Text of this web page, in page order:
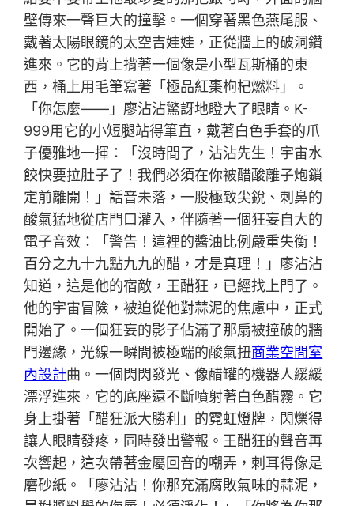
壁傳來一聲巨大的撞擊。一個穿著黑色燕尾服、
戴著太陽眼鏡的太空吉娃娃，正從牆上的破洞鑽
進來。它的背上揹著一個像是小型瓦斯桶的東
西，桶上用毛筆寫著「極品紅棗枸杞燃料」。
「你怎麼——」廖沾沾驚訝地瞪大了眼睛。K-
999用它的小短腿站得筆直，戴著白色手套的爪
子優雅地一揮：「沒時間了，沾沾先生！宇宙水
餃快要拉肚子了！我們必須在你被醋酸離子炮鎖
定前離開！」話音未落，一股極致尖銳、刺鼻的
酸氣猛地從店門口灌入，伴隨著一個狂妄自大的
電子音效：「警告！這裡的醬油比例嚴重失衡！
百分之九十九點九九的醋，才是真理！」廖沾沾
知道，這是他的宿敵，王醋狂，已經找上門了。
他的宇宙冒險，被迫從他對蒜泥的焦慮中，正式
開始了。一個狂妄的影子佔滿了那扇被撞破的牆
門邊緣，光線一瞬間被極端的酸氣扭商業空間室
內設計曲。一個閃閃發光、像醋罐的機器人緩緩
漂浮進來，它的底座還不斷噴射著白色醋霧。它
身上掛著「醋狂派大勝利」的霓虹燈牌，閃爍得
讓人眼睛發疼，同時發出警報。王醋狂的聲音再
次響起，這次帶著金屬回音的嘲弄，刺耳得像是
磨砂紙。「廖沾沾！你那充滿腐敗氣味的蒜泥，